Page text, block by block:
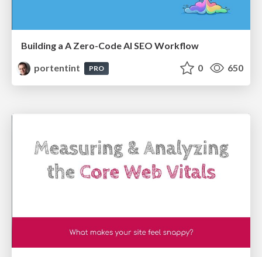
Building a A Zero-Code AI SEO Workflow
portentint
PRO 0 650